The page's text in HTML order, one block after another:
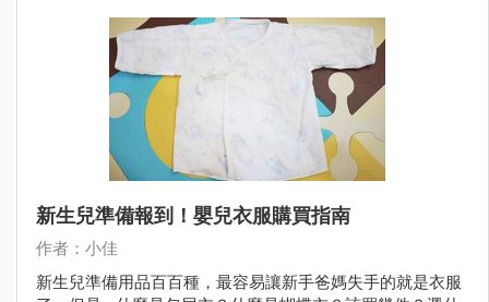
新生兒準備報到！嬰兒衣服購買指南
作者：小佳
新生兒準備用品百百種，最容易讓新手爸媽失手的就是衣服